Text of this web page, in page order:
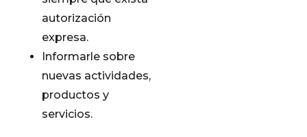
autorización
expresa.
Informarle sobre
nuevas actividades,
productos y
servicios.